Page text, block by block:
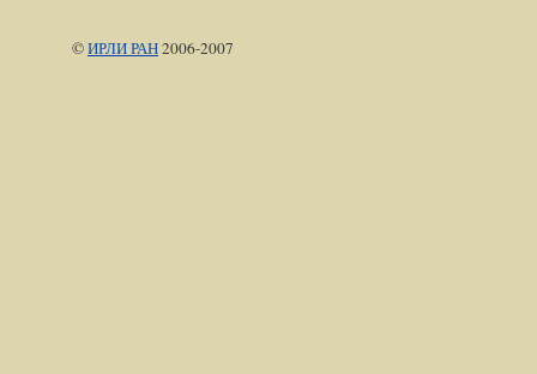
©ИРЛИ РАН2006-2007